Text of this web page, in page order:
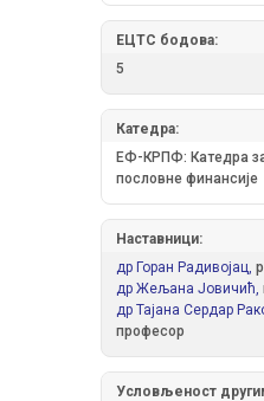
ЕЦТС бодова:
5
Катедра:
ЕФ-КРПФ: Катедра
пословне финансије
Наставници:
др Горан Радивојац,
др Жељана Јовичић,
др Тајана Сердар
професор
Условљеност